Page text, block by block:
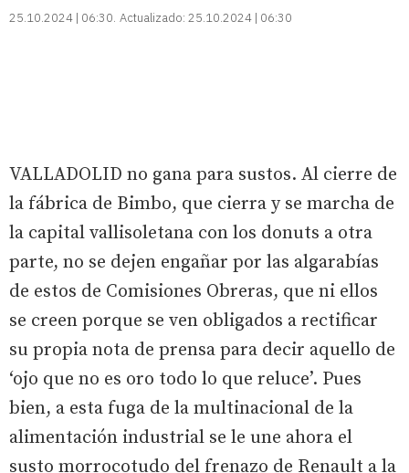
25.10.2024 | 06:30 Actualizado: 25.10.2024 | 06:30
VALLADOLID no gana para sustos. Al cierre de
la fábrica de Bimbo, que cierra y se marcha de
la capital vallisoletana con los donuts a otra
parte, no se dejen engañar por las algarabías
de estos de Comisiones Obreras, que ni ellos
se creen porque se ven obligados a rectificar
su propia nota de prensa para decir aquello de
‘ojo que no es oro todo lo que reluce’. Pues
bien, a esta fuga de la multinacional de la
alimentación industrial se le une ahora el
susto morrocotudo del frenazo de Renault a la